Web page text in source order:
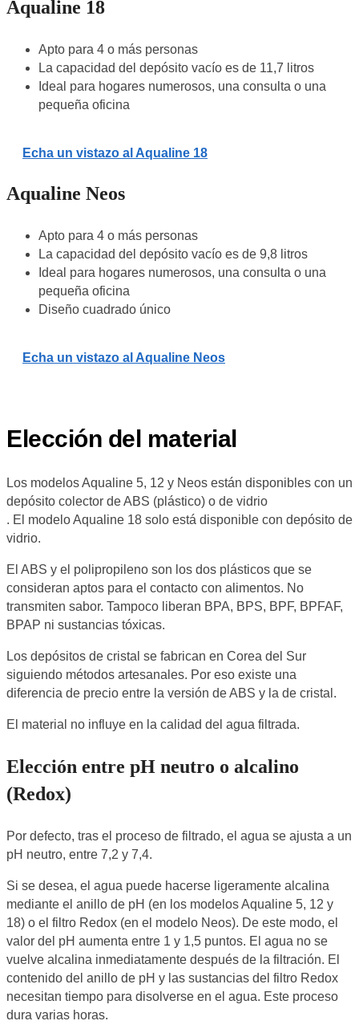
Aqualine 18
Apto para 4 o más personas
La capacidad del depósito vacío es de 11,7 litros
Ideal para hogares numerosos, una consulta o una
pequeña oficina
Echa un vistazo al Aqualine 18
Aqualine Neos
Apto para 4 o más personas
La capacidad del depósito vacío es de 9,8 litros
Ideal para hogares numerosos, una consulta o una
pequeña oficina
Diseño cuadrado único
Echa un vistazo al Aqualine Neos
Elección del material
Los modelos Aqualine 5, 12 y Neos están disponibles con un
depósito colector de ABS (plástico) o de vidrio
. El modelo Aqualine 18 solo está disponible con depósito de
vidrio.
El ABS y el polipropileno son los dos plásticos que se
consideran aptos para el contacto con alimentos. No
transmiten sabor. Tampoco liberan BPA, BPS, BPF, BPFAF,
BPAP ni sustancias tóxicas.
Los depósitos de cristal se fabrican en Corea del Sur
siguiendo métodos artesanales. Por eso existe una
diferencia de precio entre la versión de ABS y la de cristal.
El material no influye en la calidad del agua filtrada.
Elección entre pH neutro o alcalino
(Redox)
Por defecto, tras el proceso de filtrado, el agua se ajusta a un
pH neutro, entre 7,2 y 7,4.
Si se desea, el agua puede hacerse ligeramente alcalina
mediante el anillo de pH (en los modelos Aqualine 5, 12 y
18) o el filtro Redox (en el modelo Neos). De este modo, el
valor del pH aumenta entre 1 y 1,5 puntos. El agua no se
vuelve alcalina inmediatamente después de la filtración. El
contenido del anillo de pH y las sustancias del filtro Redox
necesitan tiempo para disolverse en el agua. Este proceso
dura varias horas.